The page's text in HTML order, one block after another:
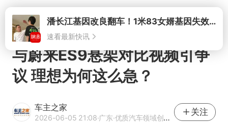
打开
与蔚来ES9悬架对比视频引争
议 理想为何这么急？
车主之家
2026-06-05 21:08·广东·优质汽车领域创作者
关注